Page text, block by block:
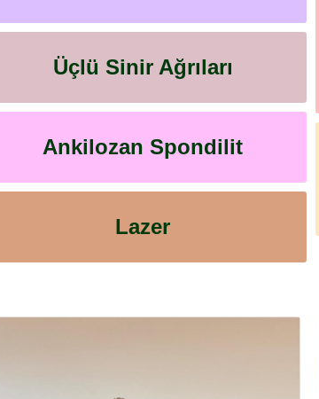
Üçlü Sinir Ağrıları
Ankilozan Spondilit
Lazer